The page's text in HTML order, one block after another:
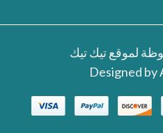
لموقع تيك تيك
Designed by